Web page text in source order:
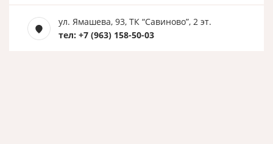
ул. Ямашева, 93, ТК “Савиново”, 2 эт.
тел: +7 (963) 158-50-03